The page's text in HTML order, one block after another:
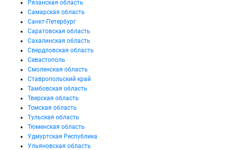
Рязанская область
Самарская область
Санкт-Петербург
Саратовская область
Сахалинская область
Свердловская область
Севастополь
Смоленская область
Ставропольский край
Тамбовская область
Тверская область
Томская область
Тульская область
Тюменская область
Удмуртская Республика
Ульяновская область